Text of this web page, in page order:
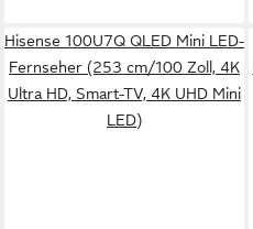
Hisense 100U7Q QLED Mini LED-
Fernseher (253 cm/100 Zoll, 4K
Ultra HD, Smart-TV, 4K UHD Mini
LED)